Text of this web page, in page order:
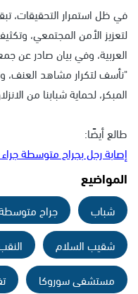
في ظل استمرار التحقيقات،
لتعزيز الأمن المجتمعي،
العربية، وفي بيان صادر عن
"نأسف لتكرار مشاهد العنف،
المبكر، لحماية شبابنا من
طالع أيضًا:
إصابة رجل بجراح متوسطة
المواضيع
شباب جراح
شقيب السلام
مستشفى سوروكا